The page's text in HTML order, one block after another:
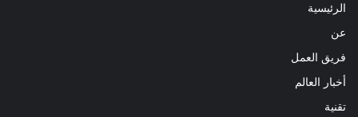
الرئيسية
عن
فريق العمل
أخبار العالم
تقنية